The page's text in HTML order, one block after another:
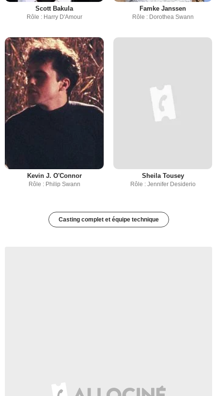
Scott Bakula
Rôle : Harry D'Amour
Famke Janssen
Rôle : Dorothea Swann
Kevin J. O'Connor
Rôle : Philip Swann
Sheila Tousey
Rôle : Jennifer Desiderio
Casting complet et équipe technique